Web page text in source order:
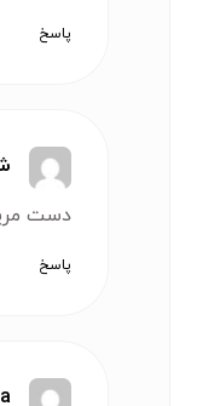
پاسخ
دست
پاسخ